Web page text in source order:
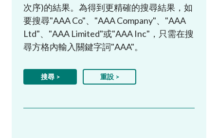
次序)的結果。為得到更精確的搜尋結果，如
要搜尋"AAA Co"、"AAA Company"、"AAA
Ltd"、"AAA Limited"或"AAA Inc"，只需在搜
尋方格內輸入關鍵字詞"AAA"。